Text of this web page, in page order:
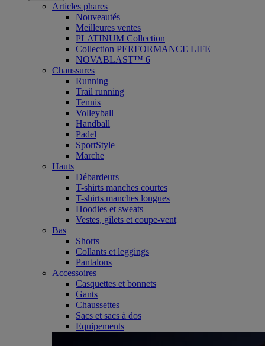
Articles phares
Nouveautés
Meilleures ventes
PLATINUM Collection
Collection PERFORMANCE LIFE
NOVABLAST™ 6
Chaussures
Running
Trail running
Tennis
Volleyball
Handball
Padel
SportStyle
Marche
Hauts
Débardeurs
T-shirts manches courtes
T-shirts manches longues
Hoodies et sweats
Vestes, gilets et coupe-vent
Bas
Shorts
Collants et leggings
Pantalons
Accessoires
Casquettes et bonnets
Gants
Chaussettes
Sacs et sacs à dos
Equipements